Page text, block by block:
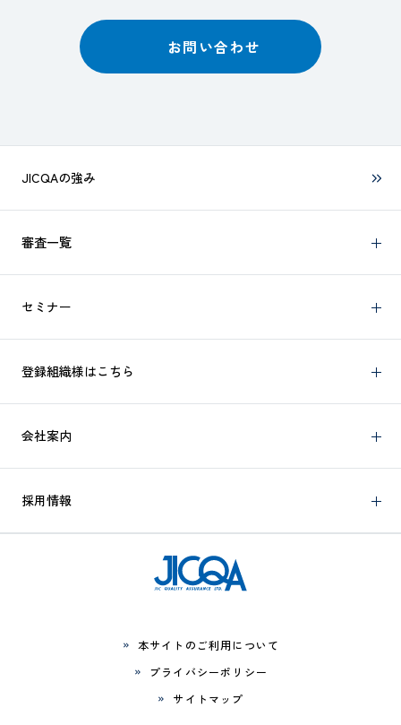
お問い合わせ
JICQAの強み
審査一覧
セミナー
登録組織様はこちら
会社案内
採用情報
本サイトのご利用について
プライバシーポリシー
サイトマップ